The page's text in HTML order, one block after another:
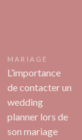
MARIAGE
L’importance
de contacter un
wedding
planner lors de
son mariage